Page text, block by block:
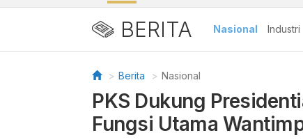
BERITA Nasional Industri
Berita Nasional
PKS Dukung
Fungsi Utama